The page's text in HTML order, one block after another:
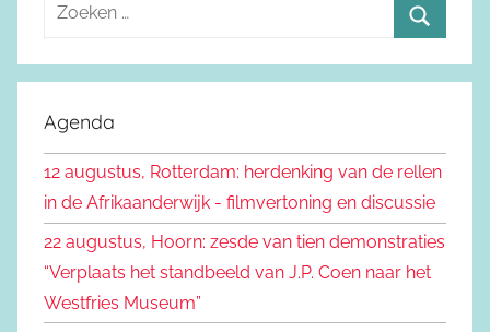
e
e
n
a
:
o
e
n
Agenda
12 augustus, Rotterdam: herdenking van de rellen
in de Afrikaanderwijk - filmvertoning en discussie
22 augustus, Hoorn: zesde van tien demonstraties
“Verplaats het standbeeld van J.P. Coen naar het
Westfries Museum”